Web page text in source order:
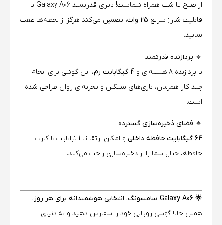
از صبح تا شب همراه شماست! باتری قدرتمند Galaxy A06 با
قابلیت شارژ سریع 25 وات
، تضمین می‌کند هرگز از لحظه‌ها عقب
نمانید.
🔹 پردازنده قدرتمند
با پردازنده 8 هسته‌ای و
4 گیگابایت رم
، این گوشی برای انجام
چند کار همزمان، بازی‌های سنگین و تجربه‌ای روان طراحی شده
است.
🔹 فضای ذخیره‌سازی گسترده
64 گیگابایت حافظه داخلی
و امکان ارتقا تا 1 ترابایت با کارت
حافظه، خیال شما را از ذخیره‌سازی راحت می‌کند.
🌟 Galaxy A06 سامسونگ، انتخابی هوشمندانه برای هر روز.
همین حالا گوشی رویایی خود را سفارش دهید و به دنیای